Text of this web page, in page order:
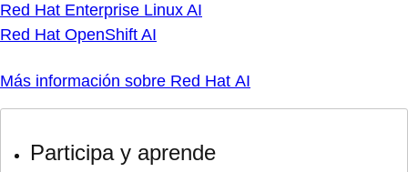
Red Hat Enterprise Linux AI
Red Hat OpenShift AI
Más información sobre Red Hat AI
Participa y aprende